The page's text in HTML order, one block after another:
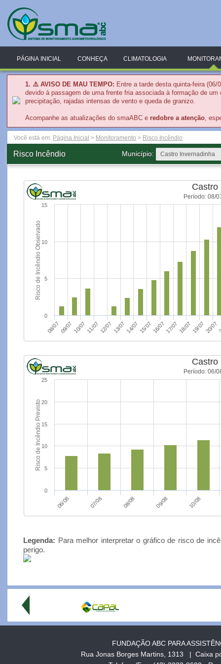
PÁGINA INICIAL CONHEÇA CLIMATOLOGIA
1. ⚠️ AVISO DE MAU TEMPO: Entre a tarde desta quinta-feira
devido à passagem de uma frente fria associada à formação de
precipitação, rajadas intensas de vento e queda de granizo.
Acompanhe as atualizações do smaABC e redobre a atenção,
Você está em: Página Inicial > Monitoramento > Risco Incêndio
Risco Incêndio Município:
Risco de Incêndio Observado
Castro
Período: 08/
08/07 09/07 10/07 11/07 12/07 13/07 14/07 15/07 16/0717/07 18/07 19/07 20/07
0
5
10
15
Risco de Incêndio Previsto
Castro
Período: 06/
06/08 07/08 08/08 09/08 10/08
0
5
10
15
20
25
Legenda: Para melhor interpretar o gráfico de risco de
perigo.
FUNDAÇÃO ABC PARA
Rua Jonas Borges Martins, 1313 | Caixa